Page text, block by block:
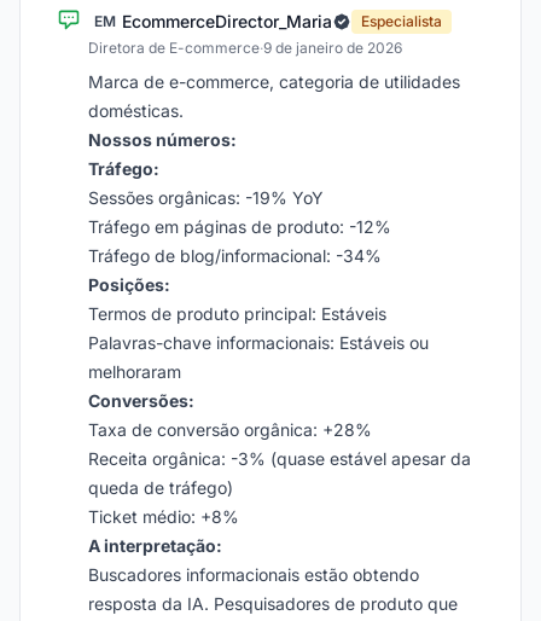
EM EcommerceDirector_Maria
Especialista
Diretora de E-commerce·9 de janeiro de 2026
Marca de e-commerce, categoria de utilidades
domésticas.
Nossos números:
Tráfego:
Sessões orgânicas: -19% YoY
Tráfego em páginas de produto: -12%
Tráfego de blog/informacional: -34%
Posições:
Termos de produto principal: Estáveis
Palavras-chave informacionais: Estáveis ou
melhoraram
Conversões:
Taxa de conversão orgânica: +28%
Receita orgânica: -3% (quase estável apesar da
queda de tráfego)
Ticket médio: +8%
A interpretação:
Buscadores informacionais estão obtendo
resposta da IA. Pesquisadores de produto que